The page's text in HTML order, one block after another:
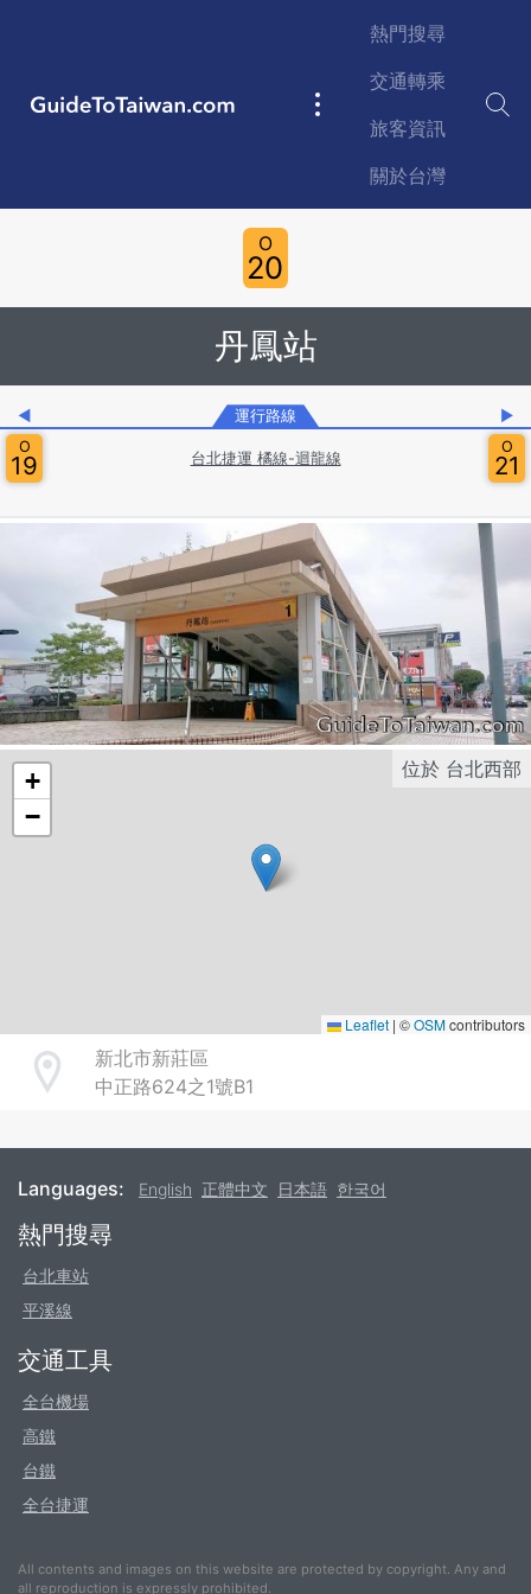
GuideToTaiwan.com
Main
熱門搜尋
交通轉乘
旅客資訊
關於台灣
O
20
丹鳳站
◀ 運行路線
▶
O
19 台北捷運 橘線-迴龍線
O
21
位於 台北西部
+
−
Leaflet | ©OSMcontributors
Address
新北市新莊區
中正路624之1號B1
Languages: English 正體中文 日本語 한국어
Footer
熱門搜尋
台北車站
平溪線
交通工具
全台機場
高鐵
台鐵
全台捷運
All contents and images on this website are protected by copyright. Any and
all reproduction is expressly prohibited.